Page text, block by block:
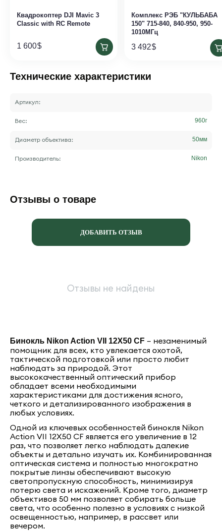
Квадрокоптер DJI Mavic 3
Classic with RC Remote
1 600$
Комплекс РЭБ "КУЛЬБАБА
150" 715-840, 840-950, 950-
1010МГц
3 492$
Технические характеристики
Артикул:
Вес: 960г
Диаметр объектива: 50мм
Производитель: Nikon
Отзывы о товаре
ДОБАВИТЬ ОТЗЫВ
Отзывы не найдены
Бинокль Nikon Action VII 12X50 CF – незаменимый
помощник для всех, кто увлекается охотой,
тактической подготовкой или просто любит
наблюдать за природой. Этот
высококачественный оптический прибор
обладает всеми необходимыми
характеристиками для достижения ясного,
четкого и детализированного изображения в
любых условиях.
Одной из ключевых особенностей бинокля Nikon
Action VII 12X50 CF является его увеличение в 12
раз, что позволяет легко наблюдать далекие
объекты и детально изучать их. Комбинированная
оптическая система и полностью многократно
покрытые линзы обеспечивают высокую
светопропускную способность, минимизируя
потерю света и искажений. Кроме того, диаметр
объективов 50 мм позволяет собирать больше
света, что особенно полезно в условиях с низкой
освещенностью, например, в рассвет или
вечером.